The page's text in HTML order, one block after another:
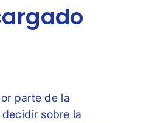
parte de la
sobre la